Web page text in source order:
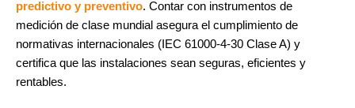
predictivo y preventivo. Contar con instrumentos de
medición de clase mundial asegura el cumplimiento de
normativas internacionales (IEC 61000-4-30 Clase A) y
certifica que las instalaciones sean seguras, eficientes y
rentables.